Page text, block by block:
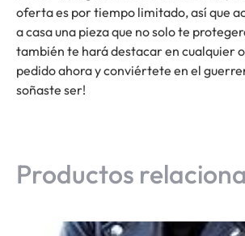
oferta es por tiempo limitado, así que
a casa una pieza que no solo te
también te hará destacar en cualquier
pedido ahora y conviértete en el
soñaste ser!
Productos